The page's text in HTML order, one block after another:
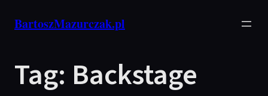
BartoszMazurczak.pl
Tag: Backstage